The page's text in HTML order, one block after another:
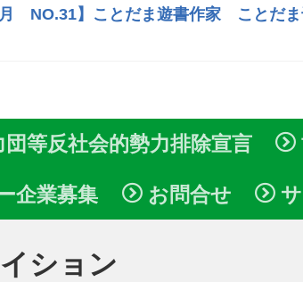
NO.31】ことだま遊書作家 ことだま
等反社会的勢力排除宣言
企業募集 お問合せ サ
ション